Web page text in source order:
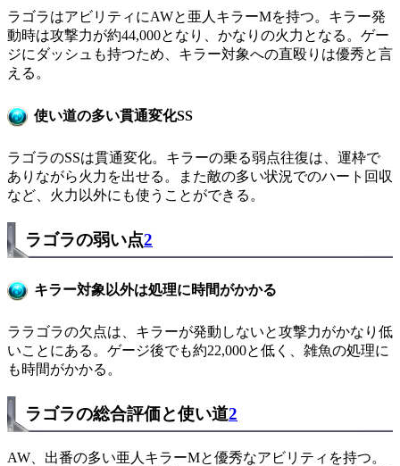
ラゴラはアビリティにAWと亜人キラーMを持つ。キラー発
動時は攻撃力が約44,000となり、かなりの火力となる。ゲー
ジにダッシュも持つため、キラー対象への直殴りは優秀と言
える。
使い道の多い貫通変化SS
ラゴラのSSは貫通変化。キラーの乗る弱点往復は、運枠で
ありながら火力を出せる。また敵の多い状況でのハート回収
など、火力以外にも使うことができる。
ラゴラの弱い点2
キラー対象以外は処理に時間がかかる
ララゴラの欠点は、キラーが発動しないと攻撃力がかなり低
いことにある。ゲージ後でも約22,000と低く、雑魚の処理に
も時間がかかる。
ラゴラの総合評価と使い道2
AW、出番の多い亜人キラーMと優秀なアビリティを持つ。